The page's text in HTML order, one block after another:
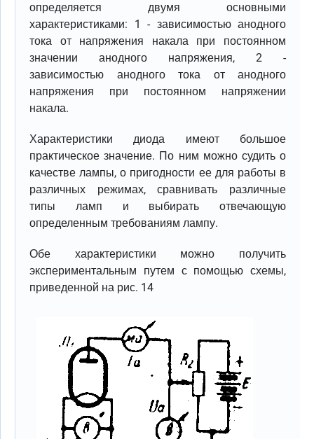
определяется двумя основными
характеристиками: 1 - зависимостью анодного
тока от напряжения накала при постоянном
значении анодного напряжения, 2 -
зависимостью анодного тока от анодного
напряжения при постоянном напряжении
накала.
Характеристики диода имеют большое
практическое значение. По ним можно судить о
качестве лампы, о пригодности ее для работы в
различных режимах, сравнивать различные
типы ламп и выбирать отвечающую
определенным требованиям лампу.
Обе характеристики можно получить
экспериментальным путем с помощью схемы,
приведенной на рис. 14